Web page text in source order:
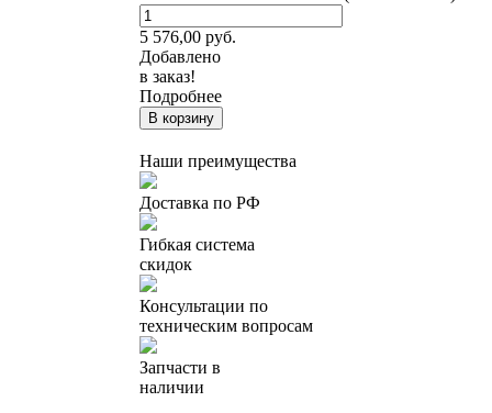
5 576,00 руб.
Добавлено
в заказ!
Подробнее
В корзину
Наши преимущества
Доставка по РФ
Гибкая система
скидок
Консультации по
техническим вопросам
Запчасти в
наличии